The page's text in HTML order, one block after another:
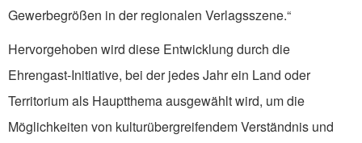
Gewerbegrößen in der regionalen Verlagsszene.“
Hervorgehoben wird diese Entwicklung durch die
Ehrengast-Initiative, bei der jedes Jahr ein Land oder
Territorium als Hauptthema ausgewählt wird, um die
Möglichkeiten von kulturübergreifendem Verständnis und